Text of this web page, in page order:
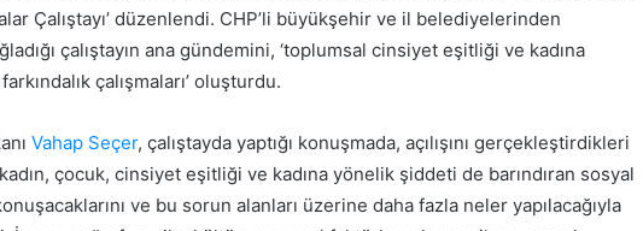
Çalıştayı’ düzenlendi. CHP’li büyükşehir ve il belediyelerinden
çalıştayın ana gündemini, ‘toplumsal cinsiyet eşitliği ve kadına
çalışmaları’ oluşturdu.
Vahap Seçer, çalıştayda yaptığı konuşmada, açılışını gerçekleştirdikleri
çocuk, cinsiyet eşitliği ve kadına yönelik şiddeti de barındıran sosyal
ve bu sorun alanları üzerine daha fazla neler yapılacağıyla